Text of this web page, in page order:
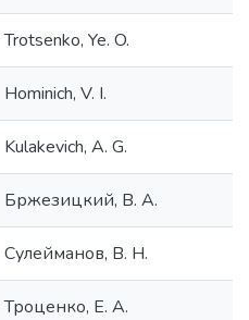
Trotsenko, Ye. O.
Hominich, V. I.
Kulakevich, А. G.
Бржезицкий, В. А.
Сулейманов, В. Н.
Троценко, Е. А.